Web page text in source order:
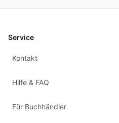
Service
Kontakt
Hilfe & FAQ
Für Buchhändler